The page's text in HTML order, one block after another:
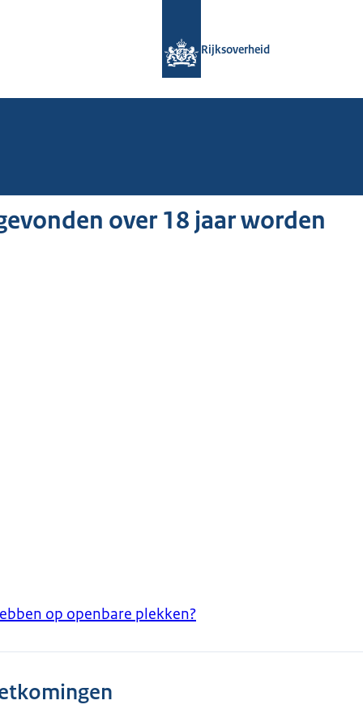
Rijksoverheid
over 18 jaar worden
op openbare plekken?